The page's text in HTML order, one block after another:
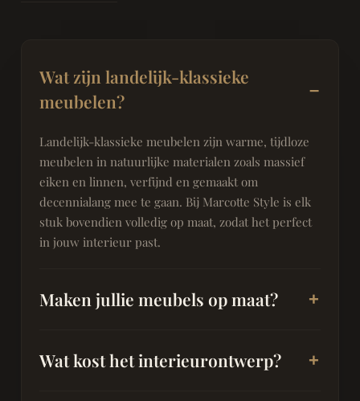
Wat zijn landelijk-klassieke
meubelen?
Landelijk-klassieke meubelen zijn warme, tijdloze
meubelen in natuurlijke materialen zoals massief
eiken en linnen, verfijnd en gemaakt om
decennialang mee te gaan. Bij Marcotte Style is elk
stuk bovendien volledig op maat, zodat het perfect
in jouw interieur past.
Maken jullie meubels op maat?
Wat kost het interieurontwerp?